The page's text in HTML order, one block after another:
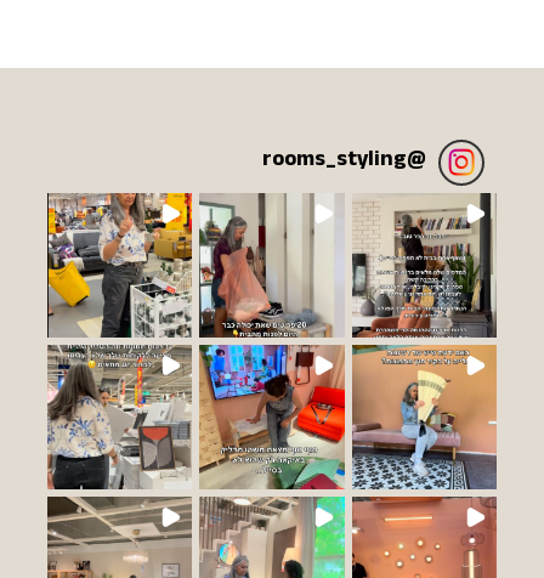
@
rooms_styling